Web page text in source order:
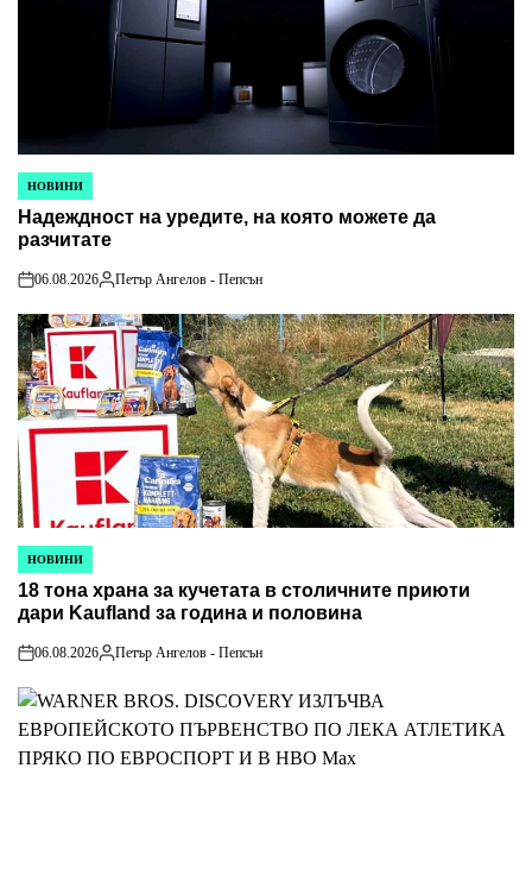
POSTED
IN
НОВИНИ
Надеждност на уредите, на която можете да
разчитате
on
06.08.2026
Posted
by
Петър Ангелов - Пепсън
POSTED
IN
НОВИНИ
18 тона храна за кучетата в столичните приюти
дари Kaufland за година и половина
on
06.08.2026
Posted
Петър Ангелов - Пепсън